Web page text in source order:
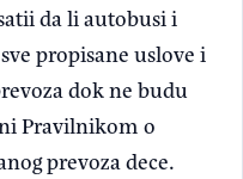
da li autobusi i
propisane uslove i
dok ne budu
Pravilnikom o
prevoza dece.